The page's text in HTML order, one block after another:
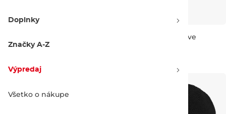
Doplnky
Značky A-Z
Výpredaj
Všetko o nákupe
Volcom Sweep mauve